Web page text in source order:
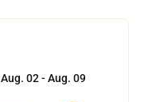
Aug. 02 - Aug. 09